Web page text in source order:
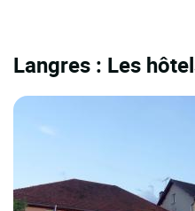
Langres : Les